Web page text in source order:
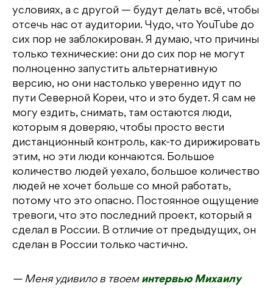
условиях, а с другой — будут делать всё, чтобы
отсечь нас от аудитории. Чудо, что YouTube до
сих пор не заблокирован. Я думаю, что причины
только технические: они до сих пор не могут
полноценно запустить альтернативную
версию, но они настолько уверенно идут по
пути Северной Кореи, что и это будет. Я сам не
могу ездить, снимать, там остаются люди,
которым я доверяю, чтобы просто вести
дистанционный контроль, как-то дирижировать
этим, но эти люди кончаются. Большое
количество людей уехало, большое количество
людей не хочет больше со мной работать,
потому что это опасно. Постоянное ощущение
тревоги, что это последний проект, который я
сделал в России. В отличие от предыдущих, он
сделан в России только частично.
— Меня удивило в твоем интервью Михаилу